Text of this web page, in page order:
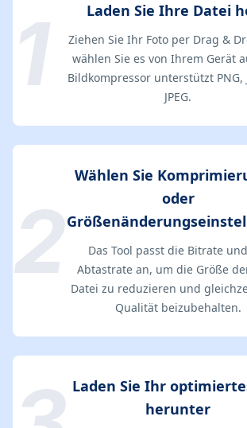
Laden Sie Ihre Datei
Ziehen Sie Ihr Foto per Drag &
wählen Sie es von Ihrem Gerät
Bildkompressor unterstützt PNG,
JPEG.
Wählen Sie
oder
Das Tool passt die Bitrate
Abtastrate an, um die Größe
Datei zu reduzieren und
Qualität beizubehalten.
Laden Sie Ihr
herunter